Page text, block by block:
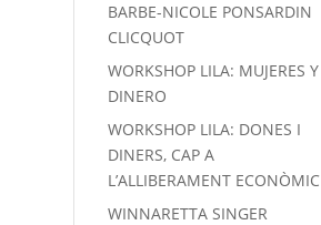
BARBE-NICOLE PONSARDIN
CLICQUOT
WORKSHOP LILA: MUJERES Y
DINERO
WORKSHOP LILA: DONES I
DINERS, CAP A
L’ALLIBERAMENT ECONÒMIC
WINNARETTA SINGER